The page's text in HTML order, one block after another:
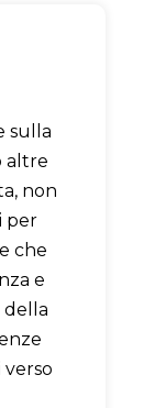
sulla
altre
non
per
che
e
della